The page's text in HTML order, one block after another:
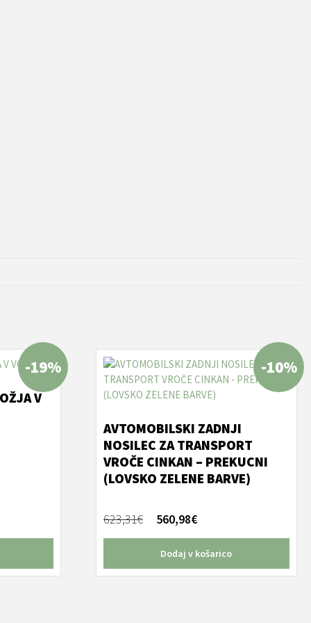
-19%
V
-10%
AVTOMOBILSKI ZADNJI
NOSILEC ZA TRANSPORT
VROČE CINKAN – PREKUCNI
(LOVSKO ZELENE BARVE)
623,31€
Izvirna
cena
bila:
623,31€.
560,98€Trenutna
cena
560,98€.
Dodaj v košarico